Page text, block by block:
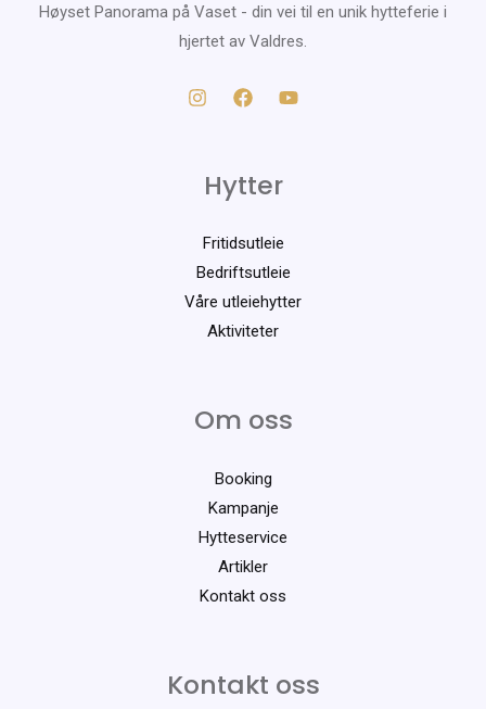
Høyset Panorama på Vaset - din vei til en unik hytteferie i
hjertet av Valdres.
Hytter
Fritidsutleie
Bedriftsutleie
Våre utleiehytter
Aktiviteter
Om oss
Booking
Kampanje
Hytteservice
Artikler
Kontakt oss
Kontakt oss